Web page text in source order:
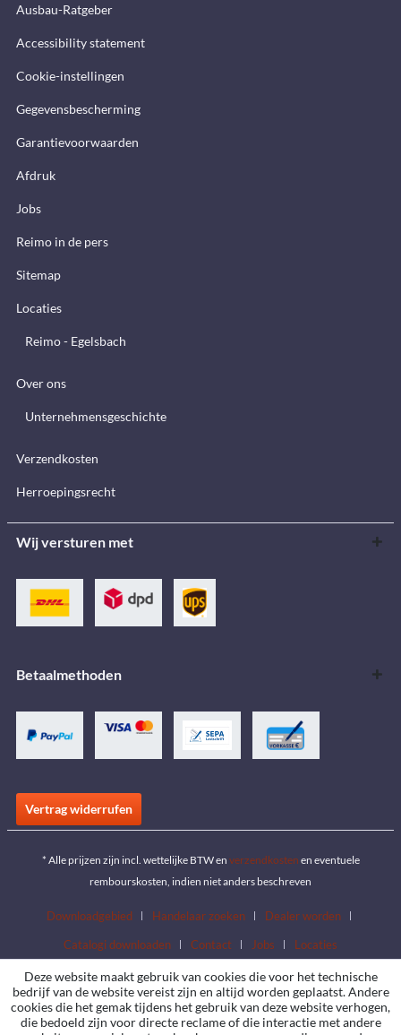
Ausbau-Ratgeber
Accessibility statement
Cookie-instellingen
Gegevensbescherming
Garantievoorwaarden
Afdruk
Jobs
Reimo in de pers
Sitemap
Locaties
Reimo - Egelsbach
Over ons
Unternehmensgeschichte
Verzendkosten
Herroepingsrecht
Wij versturen met
Betaalmethoden
Vertrag widerrufen
* Alle prijzen zijn incl. wettelijke BTW en verzendkosten en eventuele
rembourskosten, indien niet anders beschreven
Downloadgebied Handelaar zoeken
Dealer worden
Catalogi downloaden
Contact Jobs Locaties
Deze website maakt gebruik van cookies die voor het technische
bedrijf van de website vereist zijn en altijd worden geplaatst. Andere
cookies die het gemak tijdens het gebruik van deze website verhogen,
die bedoeld zijn voor directe reclame of die interactie met andere